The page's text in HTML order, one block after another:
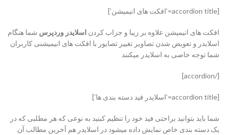
[accordion title=’افکت های انیمیشن’]
افکت های انیمیشن علاوه بر زیبا و جزاب کردن اسلایدر وردپرس شما هنگام
اسلایدر و تعویض شدن تصاویر تغییر تصایور با افکت های انیمیشنی کاربران
شما توجه خاصی به اسلایدر میکنند
[/accordion]
[accordion title=’اسلایدر فید دسته بندی ها’]
شما باید بتوانید براحتی فید خود را تنظیم کبنید به نوعی که هر مطلبی که در
یک دسته بندی خاص نمایش داده میشود در اسلایدر هم آخرین مطالب آن